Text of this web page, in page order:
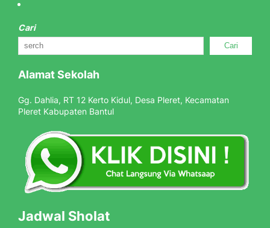
Cari
Cari
Alamat Sekolah
Gg. Dahlia, RT 12 Kerto Kidul, Desa Pleret, Kecamatan
Pleret Kabupaten Bantul
Jadwal Sholat